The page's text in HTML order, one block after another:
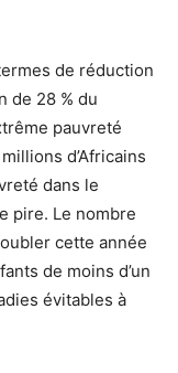
de réduction
de 28 % du
pauvreté
d’Africains
dans le
pire. Le nombre
cette année
de moins d’un
évitables à